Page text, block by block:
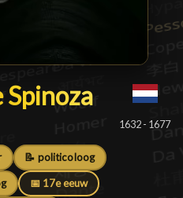
Spinoza
Spinoza█
1632 - 1677
📝 politicoloog
📅 17e eeuw